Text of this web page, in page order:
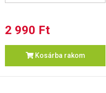
2 990 Ft
Kosárba rakom